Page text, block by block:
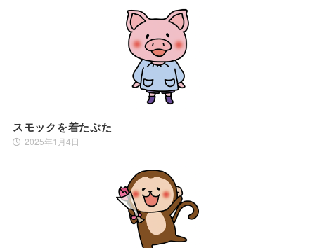
スモックを着たぶた
2025年1月4日